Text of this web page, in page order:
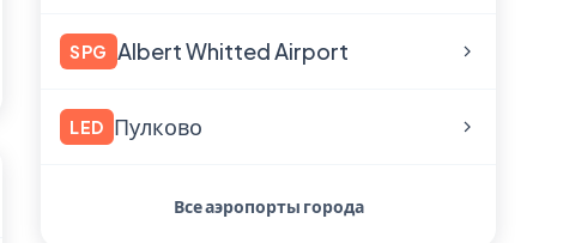
SPG Albert Whitted Airport
LED Пулково
Все аэропорты города